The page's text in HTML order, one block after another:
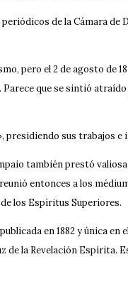
de la Cámara
pero el 2 de agosto de
que se sintió
sus trabajos
también prestó
entonces a los
los Espíritus Superiores.
en 1882 y única
de la Revelación